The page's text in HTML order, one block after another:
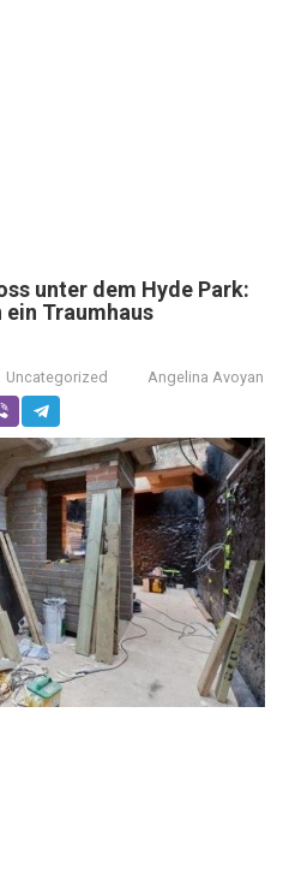
unter dem Hyde Park:
ein Traumhaus
Uncategorized Angelina Avoyan